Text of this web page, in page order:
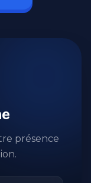
présence